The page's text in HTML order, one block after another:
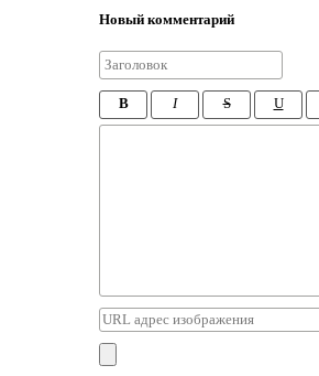
Новый комментарий
B I S U